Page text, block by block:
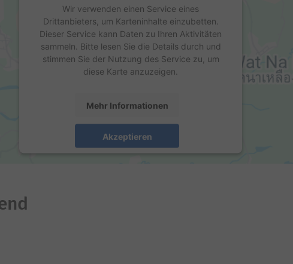
Wir verwenden einen Service eines
Drittanbieters, um Karteninhalte einzubetten.
Dieser Service kann Daten zu Ihren Aktivitäten
sammeln. Bitte lesen Sie die Details durch und
stimmen Sie der Nutzung des Service zu, um
diese Karte anzuzeigen.
Mehr Informationen
Akzeptieren